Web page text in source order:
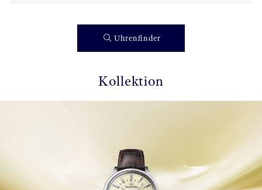
Uhrenfinder
Kollektion